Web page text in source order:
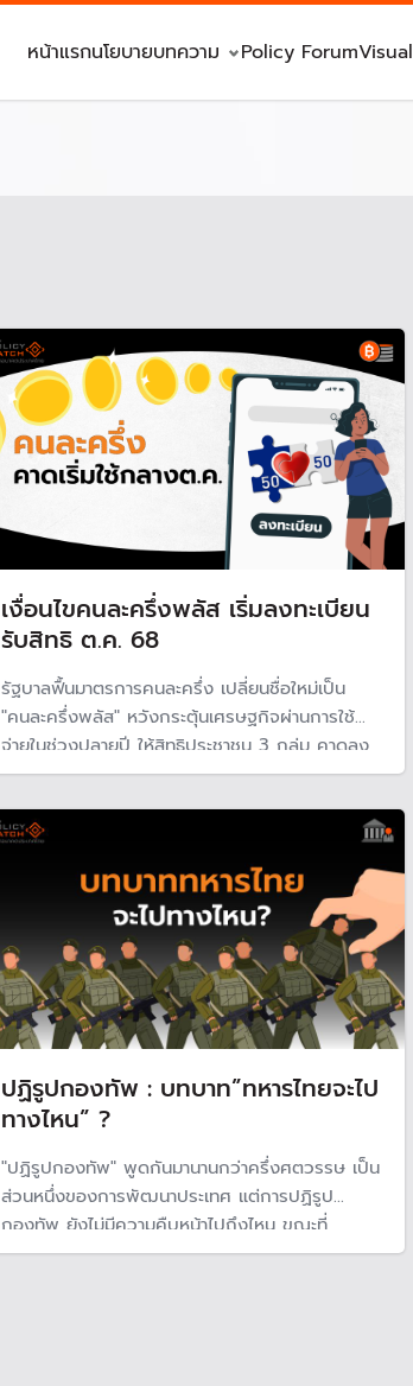
หน้าแรกนโยบายบทความ Policy ForumVisual
เงื่อนไขคนละครึ่งพลัส เริ่มลงทะเบียน
รับสิทธิ ต.ค. 68
รัฐบาลฟื้นมาตรการคนละครึ่ง เปลี่ยนชื่อใหม่เป็น
"คนละครึ่งพลัส" หวังกระตุ้นเศรษฐกิจผ่านการใช้
จ่ายในช่วงปลายปี ให้สิทธิประชาชน 3 กลุ่ม คาดลง
ทะเบียนกลางเดือน ต.ค. ใช้จ่าย พ.ย.-ธ.ค. 68 คาด
เรื่องฐานะการคลังและมาตรการนี้อาจกระตุ้น
ปฏิรูปกองทัพ : บทบาท”ทหารไทยจะไป
ทางไหน” ?
"ปฏิรูปกองทัพ" พูดกันมานานกว่าครึ่งศตวรรษ เป็น
ส่วนหนึ่งของการพัฒนาประเทศ แต่การปฏิรูป
กองทัพ ยังไม่มีความคืบหน้าไปถึงไหน ขณะที่
กองทัพยังมอง "ชาติ" ไม่นับรวมประชาชน จึงยังพบ